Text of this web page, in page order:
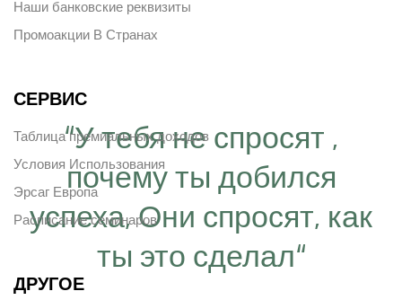
“У тебя не спросят ,
почему ты добился
успеха, Они спросят, как
ты это сделал“
Наши банковские реквизиты
Промоакции В Странах
СЕРВИС
Таблица премиальных доходов
Условия Использования
Эрсаг Европа
Расписание семинаров
ДРУГОЕ